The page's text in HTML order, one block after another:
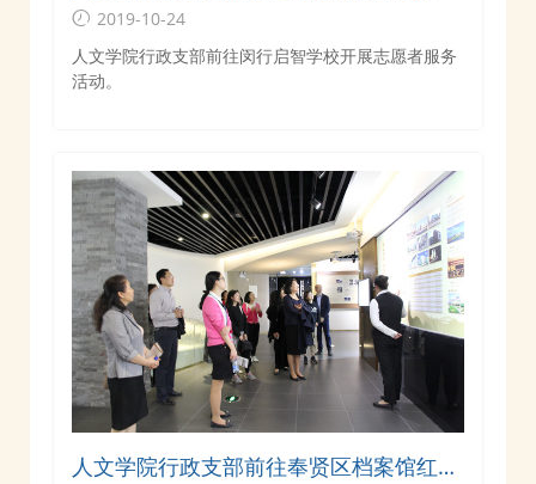
志愿者服务活动
2019-10-24
人文学院行政支部前往闵行启智学校开展志愿者服务
活动。
人文学院行政支部前往奉贤区档案馆红色